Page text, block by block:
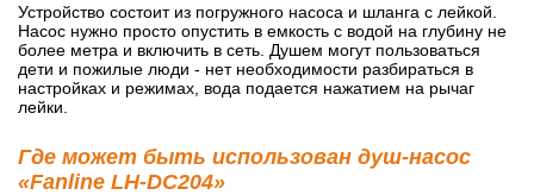
Устройство состоит из погружного насоса и шланга с лейкой.
Насос нужно просто опустить в емкость с водой на глубину не
более метра и включить в сеть. Душем могут пользоваться
дети и пожилые люди - нет необходимости разбираться в
настройках и режимах, вода подается нажатием на рычаг
лейки.
Где может быть использован душ-насос
«Fanline LH-DC204»